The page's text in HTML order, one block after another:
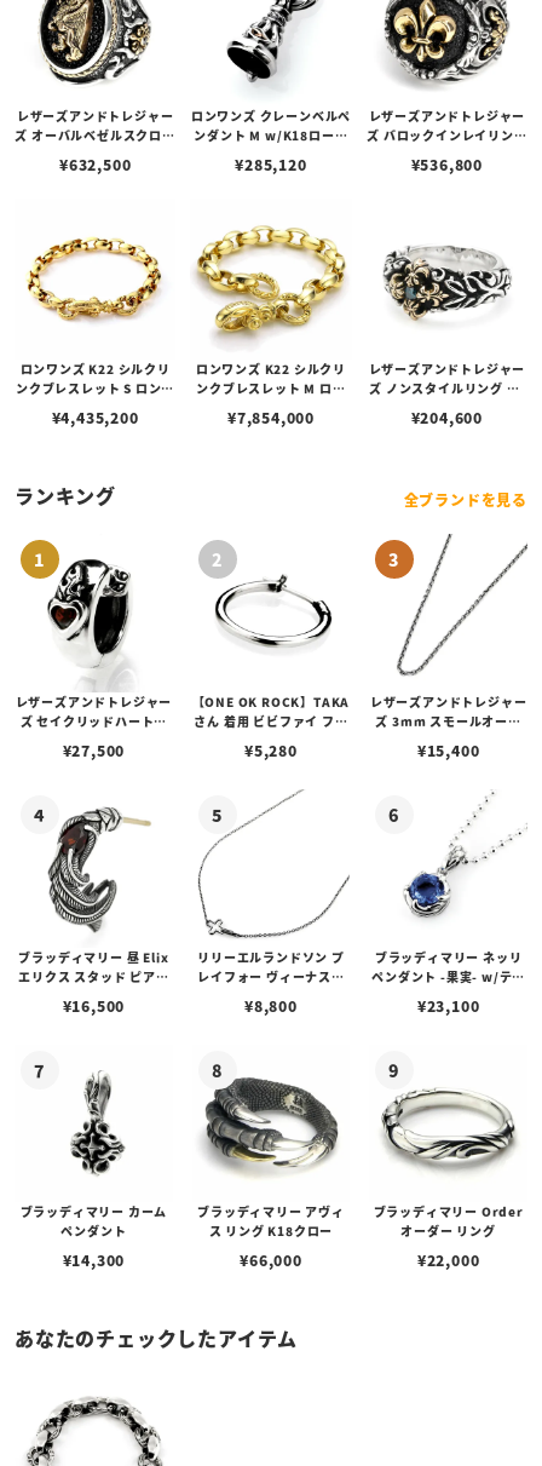
レザーズアンドトレジャー
ズ オーバルベゼルスクロー
gグリフィン＆クロス＆ロ
¥632,500
ロンワンズ クレーンベルペ
ンダント M w/K18ローズ
¥285,120
レザーズアンドトレジャー
ズ バロックインレイリング
ドフィリグリー w/ダイヤ
¥536,800
ロンワンズ K22 シルクリ
ンクブレスレット S ロング
¥4,435,200
ロンワンズ K22 シルクリ
ンクブレスレット M ロン
¥7,854,000
レザーズアンドトレジャー
ズ ノンスタイルリング w/
w/ブルーダイヤモンド
¥204,600
ランキング 全ブランドを見る
レザーズアンドトレジャー
ズ セイクリッドハートピ
¥27,500
【ONE OK ROCK】TAKA
さん 着用 ビビファイ フー
¥5,280
レザーズアンドトレジャー
ズ 3mm スモールオーバ
ブスタークラスプ＆LTロ
¥15,400
ブラッディマリー 昼 Elix
エリクス スタッド ピアス
¥16,500
リリーエルランドソン プ
レイフォー ヴィーナスチ
¥8,800
ブラッディマリー ネッリ
ペンダント -果実- w/ティ
¥23,100
ブラッディマリー カーム
ペンダント
¥14,300
ブラッディマリー アヴィ
ス リング K18クロー
¥66,000
ブラッディマリー Order
オーダー リング
¥22,000
あなたのチェックしたアイテム